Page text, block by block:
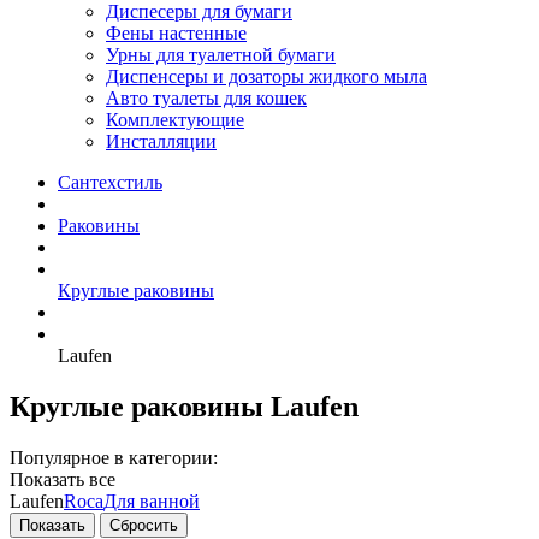
Диспесеры для бумаги
Фены настенные
Урны для туалетной бумаги
Диспенсеры и дозаторы жидкого мыла
Авто туалеты для кошек
Комплектующие
Инсталляции
Сантехстиль
Раковины
Круглые раковины
Laufen
Круглые раковины Laufen
Популярное в категории:
Показать все
LaufenRocaДля ванной